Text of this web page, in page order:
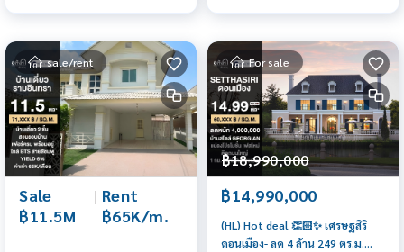
sale/rent
Sale
฿11.5M
| Rent
฿65K/m.
For sale
฿18,990,000
฿14,990,000
(HL) Hot deal 👏🏻✨ เศรษฐสิริ
ดอนเมือง- ลด 4 ล้าน 249 ตร.ม.